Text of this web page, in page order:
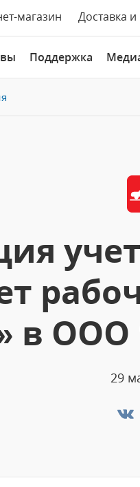
магазин Доставка и
Поддержка
в ООО
29